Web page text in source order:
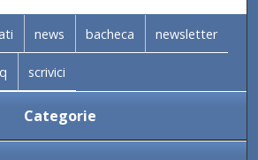
news bacheca newsletter
scrivici
Categorie